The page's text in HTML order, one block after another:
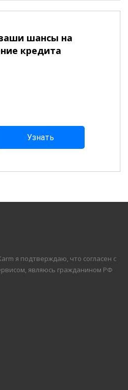
шансы на
кредита
я подтверждаю, что согласен с
являюсь гражданином РФ